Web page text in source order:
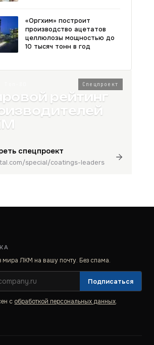
«Оргхим» построит
производство ацетатов
целлюлозы мощностью до
10 тысяч тонн в год
Спецпроект
рейтинг
спецпроект
special/coatings-leaders
мира ЛКМ на вашу почту. Без спама.
Подписаться
с обработкой персональных данных.